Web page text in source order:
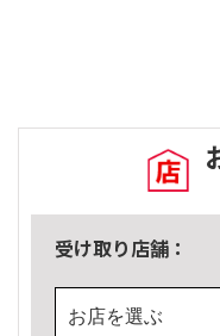
受け取り店舗：
お店を選ぶ